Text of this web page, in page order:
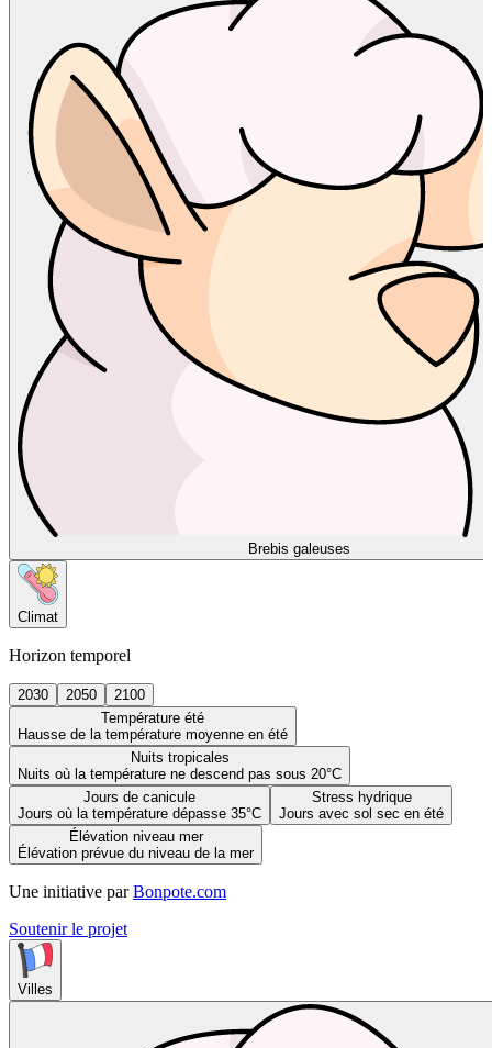
Brebis galeuses
Climat
Horizon temporel
2030 2050
2100
Température été
Hausse de la température moyenne en été
Nuits tropicales
Nuits où la température ne descend pas sous 20°C
Jours de canicule
Jours où la température dépasse 35°C
Stress hydrique
Jours avec sol sec en été
Élévation niveau mer
Élévation prévue du niveau de la mer
Une initiative par Bonpote.com
Soutenir le projet
Villes